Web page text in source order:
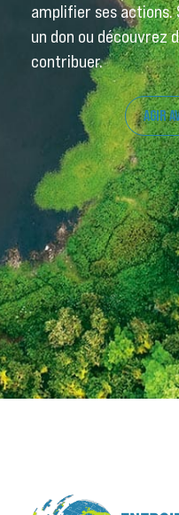
amplifier ses
un don ou découvrez
contribuer.
AGIR